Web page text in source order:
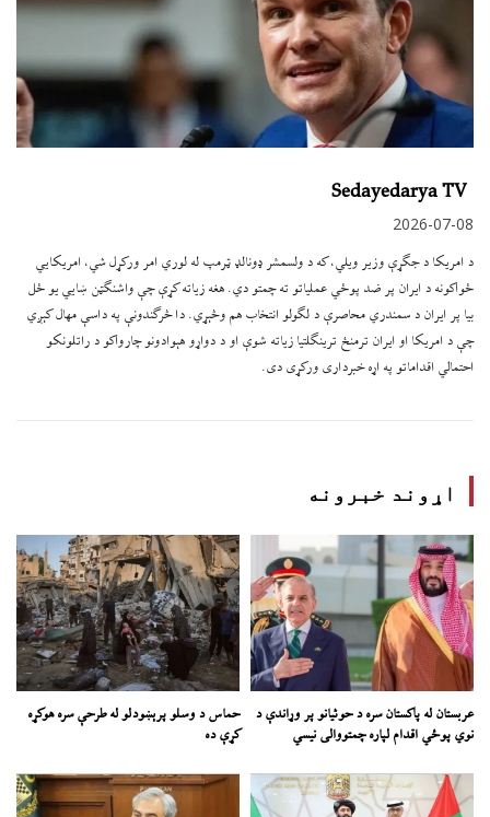
Sedayedarya TV
2026-07-08
د امریکا د جګړې وزیر ویلي، که د ولسمشر ډونالډ ټرمپ له لوري امر ورکړل شي، امریکايي
ځواکونه د ایران پر ضد پوځي عملیاتو ته چمتو دي. هغه زیاته کړې چې واشنګټن ښايي یو ځل
بیا پر ایران د سمندري محاصرې د لګولو انتخاب هم وڅېړي. دا څرګندونې په داسې مهال کېږي
چې د امریکا او ایران ترمنځ ترینګلتیا زیاته شوې او د دواړو هېوادونو چارواکو د راتلونکو
احتمالي اقداماتو په اړه خبرداری ورکړی دی.
اړوند خبرونه
عربستان له پاکستان سره د حوثیانو پر وړاندې د
نوي پوځي اقدام لپاره چمتووالی نیسي
حماس د وسلو پرېښودلو له طرحې سره هوکړه
کړې ده